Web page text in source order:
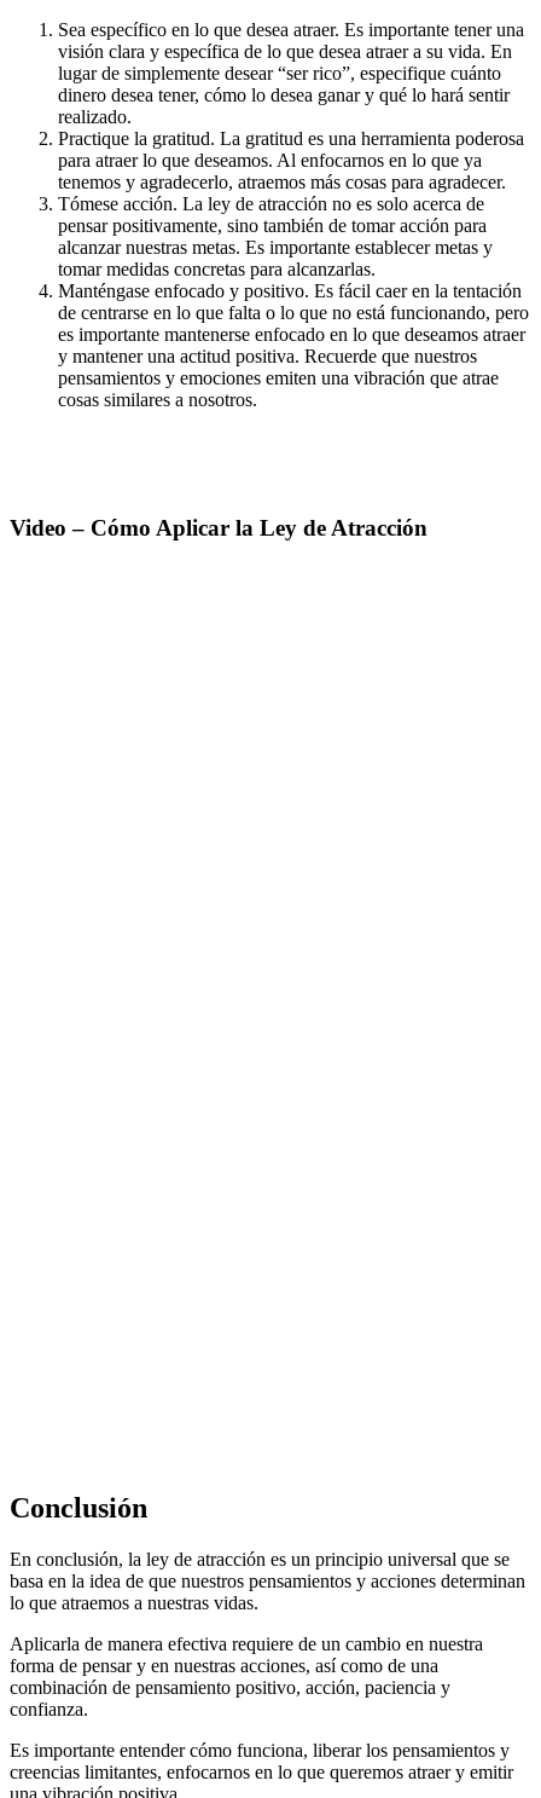
Sea específico en lo que desea atraer. Es importante tener una
visión clara y específica de lo que desea atraer a su vida. En
lugar de simplemente desear “ser rico”, especifique cuánto
dinero desea tener, cómo lo desea ganar y qué lo hará sentir
realizado.
Practique la gratitud. La gratitud es una herramienta poderosa
para atraer lo que deseamos. Al enfocarnos en lo que ya
tenemos y agradecerlo, atraemos más cosas para agradecer.
Tómese acción. La ley de atracción no es solo acerca de
pensar positivamente, sino también de tomar acción para
alcanzar nuestras metas. Es importante establecer metas y
tomar medidas concretas para alcanzarlas.
Manténgase enfocado y positivo. Es fácil caer en la tentación
de centrarse en lo que falta o lo que no está funcionando, pero
es importante mantenerse enfocado en lo que deseamos atraer
y mantener una actitud positiva. Recuerde que nuestros
pensamientos y emociones emiten una vibración que atrae
cosas similares a nosotros.
Video – Cómo Aplicar la Ley de Atracción
Conclusión
En conclusión, la ley de atracción es un principio universal que se
basa en la idea de que nuestros pensamientos y acciones determinan
lo que atraemos a nuestras vidas.
Aplicarla de manera efectiva requiere de un cambio en nuestra
forma de pensar y en nuestras acciones, así como de una
combinación de pensamiento positivo, acción, paciencia y
confianza.
Es importante entender cómo funciona, liberar los pensamientos y
creencias limitantes, enfocarnos en lo que queremos atraer y emitir
una vibración positiva.